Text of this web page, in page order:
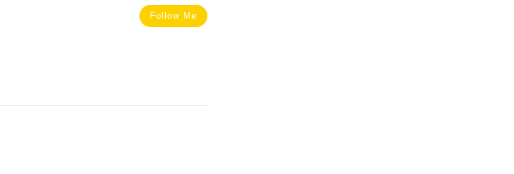
Follow Me